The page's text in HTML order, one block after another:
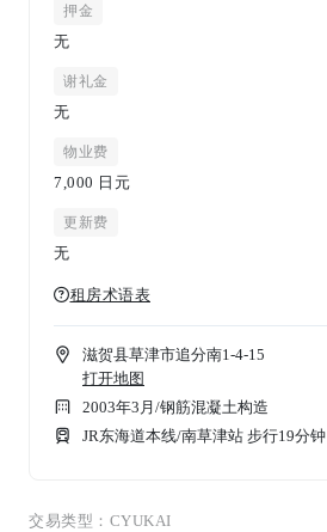
押金
无
谢礼金
无
物业费
7,000 日元
更新费
无
租房术语表
滋贺县草津市追分南1-4-15
打开地图
2003年3月 /钢筋混凝土构造
JR东海道本线/南草津站 步行19分钟
交易类型：CYUKAI